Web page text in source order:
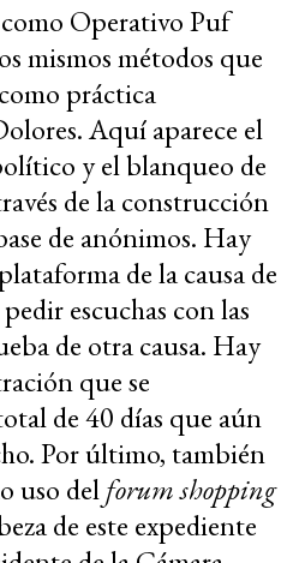
Operativo Puf
mismos métodos que
práctica
Aquí aparece el
y el blanqueo de
de la construcción
de anónimos. Hay
de la causa de
escuchas con las
de otra causa. Hay
que se
de 40 días que aún
Por último, también
uso delforum shopping
de este expediente